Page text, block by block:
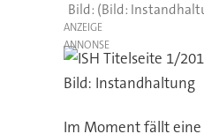
(Bild:
ANZEIGE
Bild: Instandhaltung
Im Moment fällt eine